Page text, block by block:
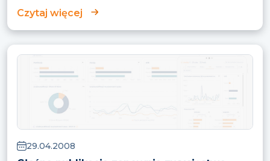
Czytaj więcej
29.04.2008